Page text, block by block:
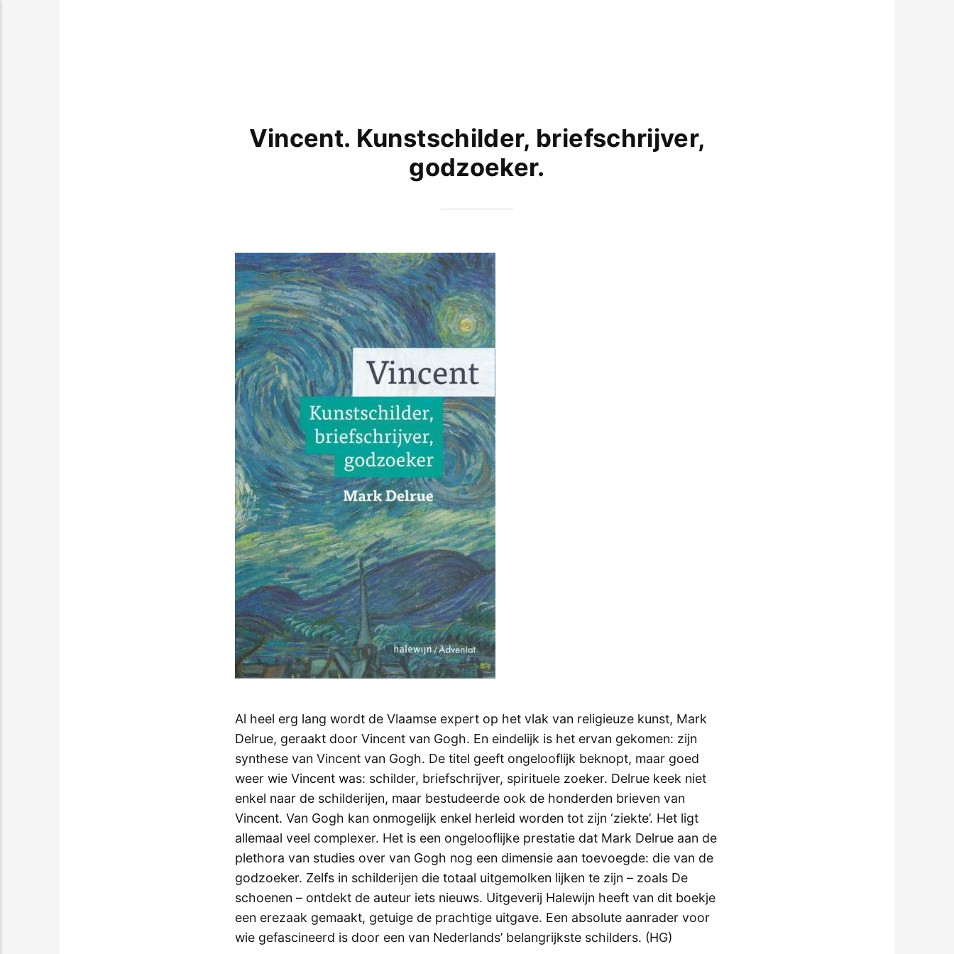
Vincent. Kunstschilder, briefschrijver,
godzoeker.
Al heel erg lang wordt de Vlaamse expert op het vlak van religieuze kunst, Mark
Delrue, geraakt door Vincent van Gogh. En eindelijk is het ervan gekomen: zijn
synthese van Vincent van Gogh. De titel geeft ongelooflijk beknopt, maar goed
weer wie Vincent was: schilder, briefschrijver, spirituele zoeker. Delrue keek niet
enkel naar de schilderijen, maar bestudeerde ook de honderden brieven van
Vincent. Van Gogh kan onmogelijk enkel herleid worden tot zijn ‘ziekte’. Het ligt
allemaal veel complexer. Het is een ongelooflijke prestatie dat Mark Delrue aan de
plethora van studies over van Gogh nog een dimensie aan toevoegde: die van de
godzoeker. Zelfs in schilderijen die totaal uitgemolken lijken te zijn – zoals De
schoenen – ontdekt de auteur iets nieuws. Uitgeverij Halewijn heeft van dit boekje
een erezaak gemaakt, getuige de prachtige uitgave. Een absolute aanrader voor
wie gefascineerd is door een van Nederlands’ belangrijkste schilders. (HG)